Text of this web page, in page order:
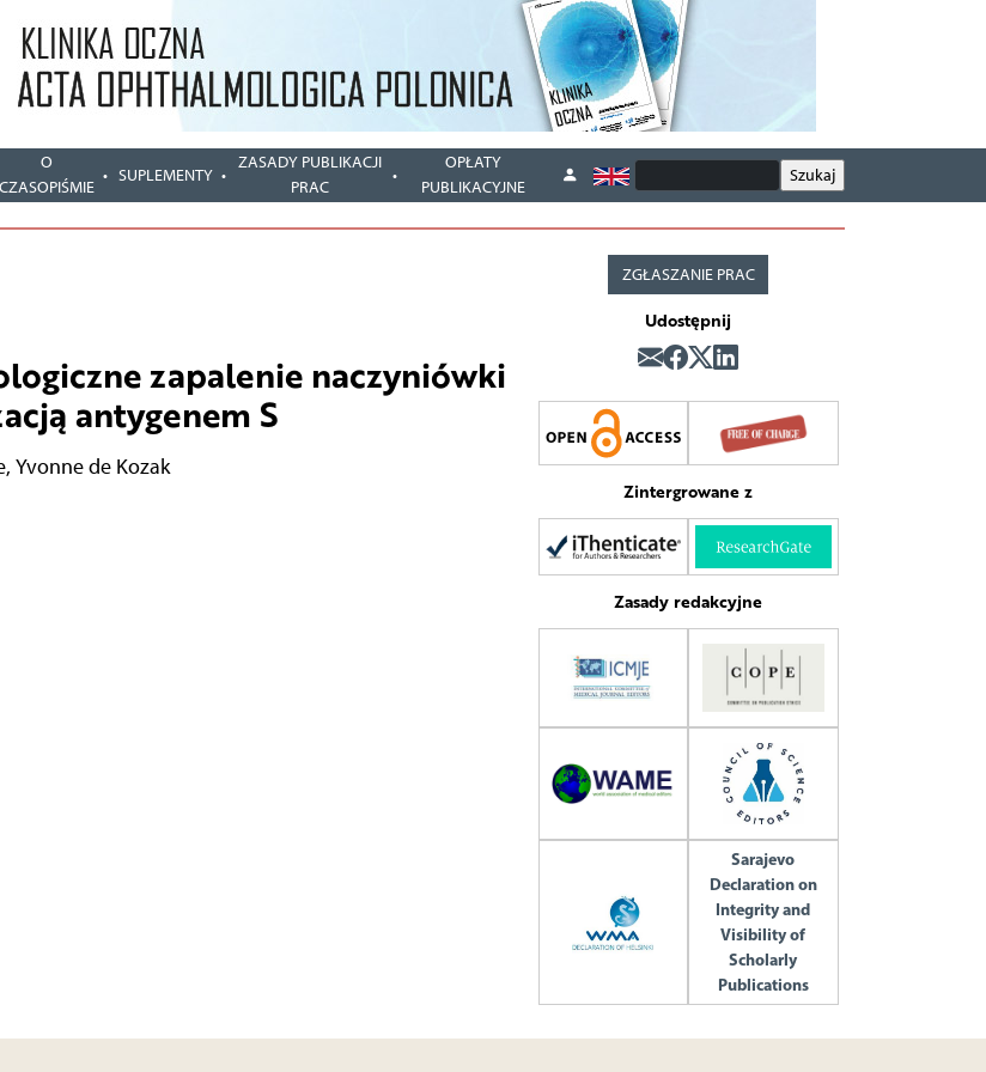
O
CZASOPIŚMIE
SUPLEMENTY
ZASADY PUBLIKACJI
PRAC
OPŁATY
PUBLIKACYJNE
zapalenie naczyniówki
antygenem S
, Yvonne de Kozak
ZGŁASZANIE PRAC
Udostępnij
Zintergrowane z
Zasady redakcyjne
Sarajevo
Declaration on
Integrity and
Visibility of
Scholarly
Publications